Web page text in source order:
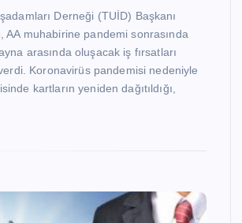
Derneği (TUİD) Başkanı
AA muhabirine pandemi sonrasında
arasında oluşacak iş fırsatları
Koronavirüs pandemisi nedeniyle
kartların yeniden dağıtıldığı,